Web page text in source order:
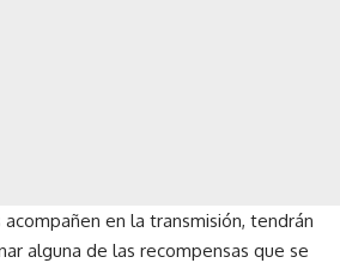
en la transmisión, tendrán
alguna de las recompensas que se